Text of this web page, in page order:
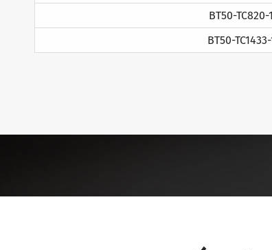
BT50-TC820-
BT50-